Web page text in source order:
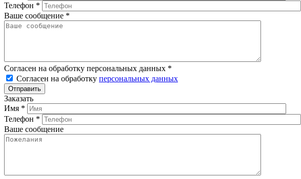
Телефон *
Ваше сообщение *
Согласен на обработку персональных данных *
Согласен на обработку персональных данных
Заказать
Имя *
Телефон *
Ваше сообщение